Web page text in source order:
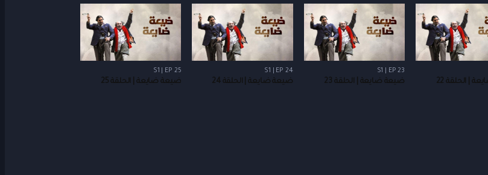
| الحلقة 22
S1 | EP 23
ضيعة ضايعة | الحلقة 23
S1 | EP 24
ضيعة ضايعة | الحلقة 24
S1 | EP 25
ضيعة ضايعة | الحلقة 25